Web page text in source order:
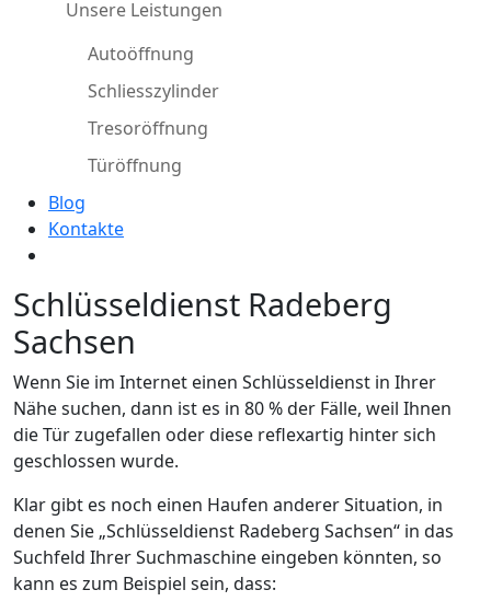
Unsere Leistungen
Autoöffnung
Schliesszylinder
Tresoröffnung
Türöffnung
Blog
Kontakte
Schlüsseldienst Radeberg
Sachsen
Wenn Sie im Internet einen Schlüsseldienst in Ihrer
Nähe suchen, dann ist es in 80 % der Fälle, weil Ihnen
die Tür zugefallen oder diese reflexartig hinter sich
geschlossen wurde.
Klar gibt es noch einen Haufen anderer Situation, in
denen Sie „Schlüsseldienst Radeberg Sachsen“ in das
Suchfeld Ihrer Suchmaschine eingeben könnten, so
kann es zum Beispiel sein, dass: